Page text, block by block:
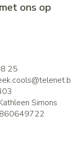
ons op
25
Simons